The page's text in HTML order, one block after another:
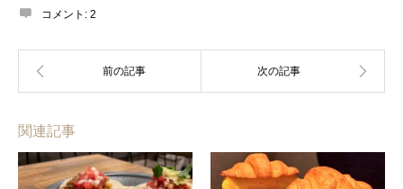
コメント: 2
関連記事